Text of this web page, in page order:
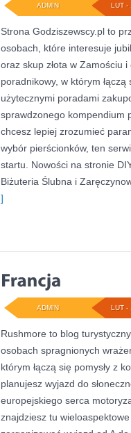
LUT -
ADMIN
Strona Godziszewscy.pl to
osobach, które interesuje
oraz skup złota w Zamościu
poradnikowy, w którym
użytecznymi poradami
sprawdzonego kompendium
chcesz lepiej zrozumieć
wybór pierścionków, ten
startu. Nowości na stronie
Biżuteria Ślubna i
]
LUT -
ADMIN
Rushmore to blog
osobach spragnionych
którym łączą się pomysły z
planujesz wyjazd do
europejskiego serca
znajdziesz tu